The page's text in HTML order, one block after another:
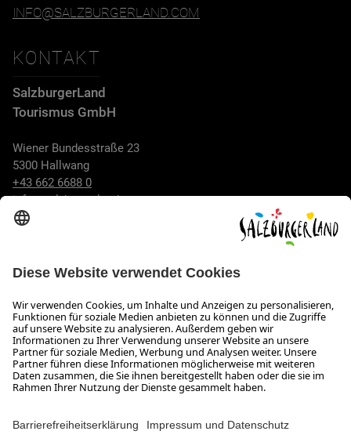
INFO@SALZBURGERLAND.COM
KONTAKT
SalzburgerLand
Tourismus GmbH
Wiener Bundesstraße 23
5300 Hallwang
+43 662 6688 0
info@salzburgerland.com
Wir freuen uns auf Ihre Anfrage!
Gerne stehen wir Ihnen von Montag bis Donnerstag von 08:00
bis 17:30 Uhr und am Freitag von 08:00 bis 17:00 Uhr zur
Verfügung.
Das Unternehmen Jobs Meeting- und Kongresslocations